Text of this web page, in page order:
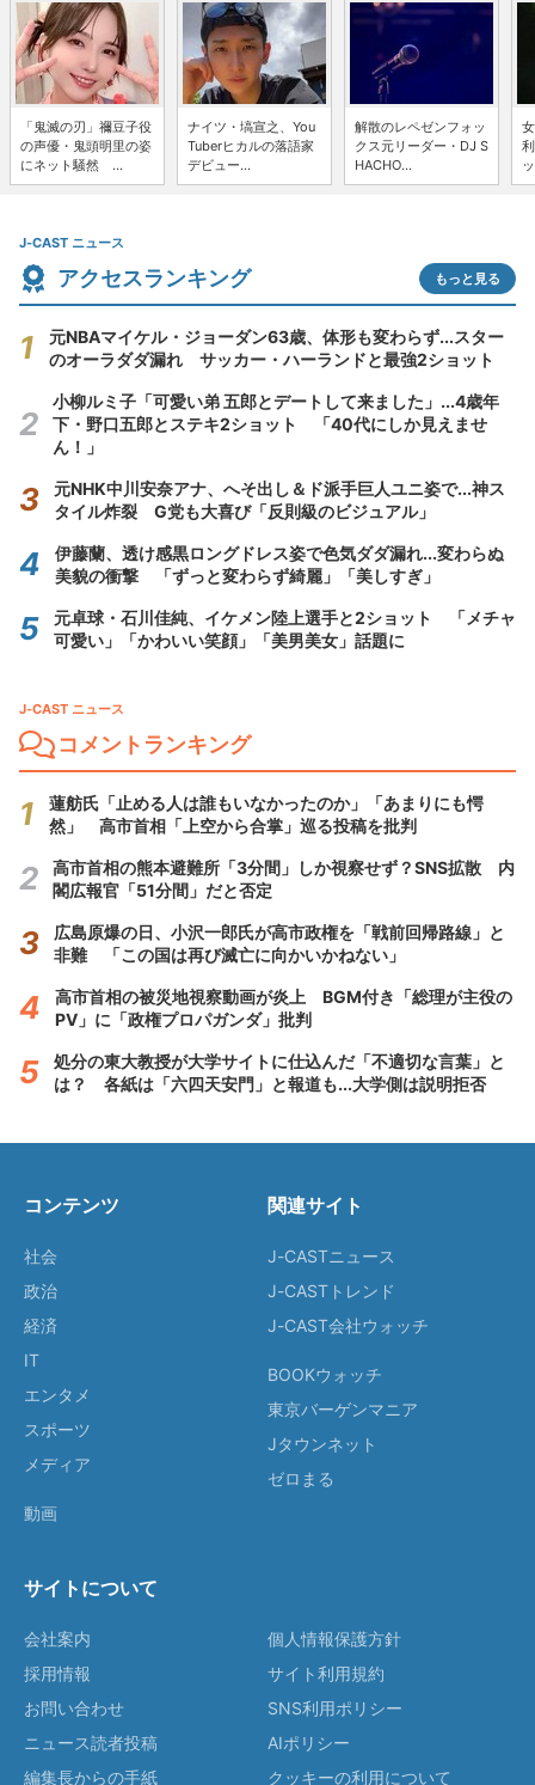
「鬼滅の刃」禰豆子役
の声優・鬼頭明里の姿
にネット騒然 ...
ナイツ・塙宣之、You
Tuberヒカルの落語家
デビュー...
解散のレペゼンフォッ
クス元リーダー・DJ S
HACHO...
J-CAST ニュース
アクセスランキング もっと見る
元NBAマイケル・ジョーダン63歳、体形も変わらず...スター
のオーラダダ漏れ サッカー・ハーランドと最強2ショット
小柳ルミ子「可愛い弟 五郎とデートして来ました」...4歳年
下・野口五郎とステキ2ショット 「40代にしか見えませ
ん！」
元NHK中川安奈アナ、へそ出し＆ド派手巨人ユニ姿で...神ス
タイル炸裂 G党も大喜び「反則級のビジュアル」
伊藤蘭、透け感黒ロングドレス姿で色気ダダ漏れ...変わらぬ
美貌の衝撃 「ずっと変わらず綺麗」「美しすぎ」
元卓球・石川佳純、イケメン陸上選手と2ショット 「メチャ
可愛い」「かわいい笑顔」「美男美女」話題に
J-CAST ニュース
コメントランキング
蓮舫氏「止める人は誰もいなかったのか」「あまりにも愕
然」 高市首相「上空から合掌」巡る投稿を批判
高市首相の熊本避難所「3分間」しか視察せず？SNS拡散 内
閣広報官「51分間」だと否定
広島原爆の日、小沢一郎氏が高市政権を「戦前回帰路線」と
非難 「この国は再び滅亡に向かいかねない」
高市首相の被災地視察動画が炎上 BGM付き「総理が主役の
PV」に「政権プロパガンダ」批判
処分の東大教授が大学サイトに仕込んだ「不適切な言葉」と
は？ 各紙は「六四天安門」と報道も...大学側は説明拒否
コンテンツ
社会
政治
経済
IT
エンタメ
スポーツ
メディア
動画
関連サイト
J-CASTニュース
J-CASTトレンド
J-CAST会社ウォッチ
BOOKウォッチ
東京バーゲンマニア
Jタウンネット
ゼロまる
サイトについて
会社案内
採用情報
お問い合わせ
ニュース読者投稿
編集長からの手紙
個人情報保護方針
サイト利用規約
SNS利用ポリシー
AIポリシー
クッキーの利用について